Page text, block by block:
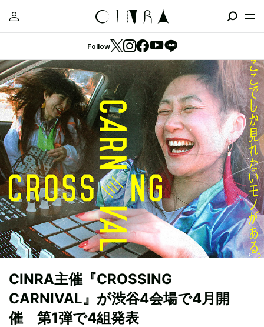
Follow
CINRA主催『CROSSING
CARNIVAL』が渋谷4会場で4月開
催 第1弾で4組発表